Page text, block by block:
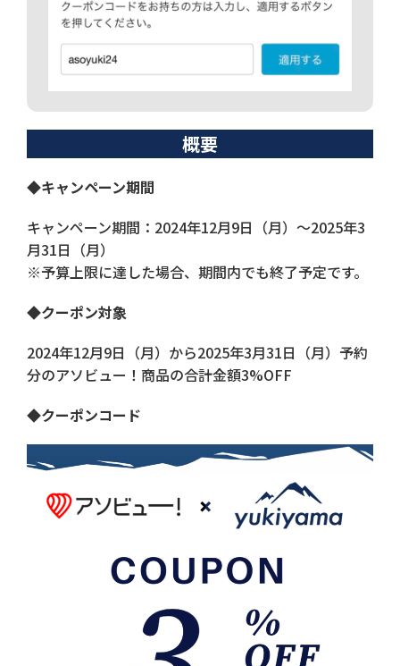
概要
◆キャンペーン期間
キャンペーン期間：2024年12月9日（月）〜2025年3
月31日（月）
※予算上限に達した場合、期間内でも終了予定です。
◆クーポン対象
2024年12月9日（月）から2025年3月31日（月）予約
分のアソビュー！商品の合計金額3%OFF
◆クーポンコード